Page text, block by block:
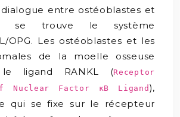
entre ostéoblastes et
se trouve le système
OPG. Les ostéoblastes et les
de la moelle osseuse
le ligand RANKL (Receptor
Nuclear Factor κB Ligand ),
qui se fixe sur le récepteur